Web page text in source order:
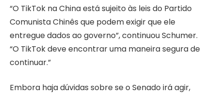
“O TikTok na China está sujeito às leis do Partido
Comunista Chinês que podem exigir que ele
entregue dados ao governo”, continuou Schumer.
“O TikTok deve encontrar uma maneira segura de
continuar.”
Embora haja dúvidas sobre se o Senado irá agir,